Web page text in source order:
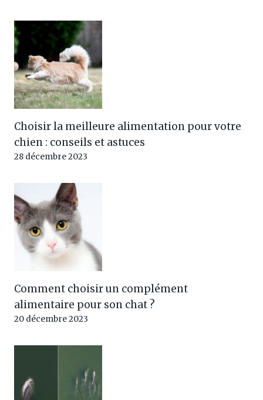
Choisir la meilleure alimentation pour votre
chien : conseils et astuces
28 décembre 2023
Comment choisir un complément
alimentaire pour son chat ?
20 décembre 2023